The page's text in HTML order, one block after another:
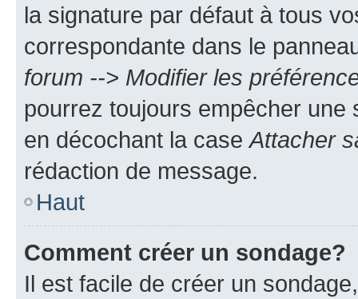
la signature par défaut à tous
correspondante dans le
forum --> Modifier les
pourrez toujours empêcher une
en décochant la case Attacher
rédaction de message.
Haut
Comment créer un sondage?
Il est facile de créer un